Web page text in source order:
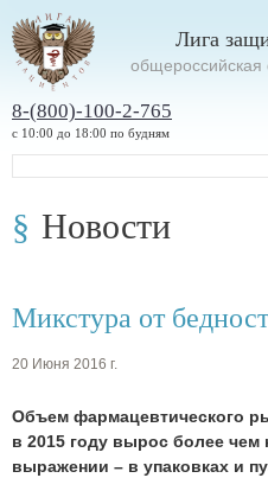
Лига
oбщероссийская
8-(800)-100-2-765
с 10:00 до 18:00 по будням
Новости
Микстура от
20 Июня 2016 г.
Объем фармацевтического
в 2015 году вырос более чем
выражении – в упаковках и